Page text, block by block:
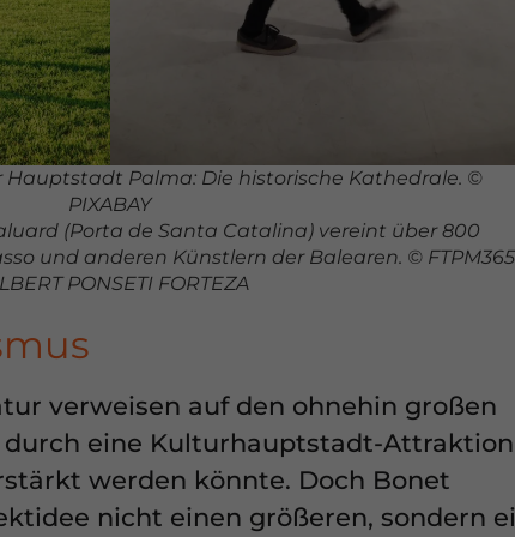
Hauptstadt Palma: Die historische Kathedrale. ©
PIXABAY
(Porta de Santa Catalina) vereint über 800
und anderen Künstlern der Balearen. © FTPM365
PONSETI FORTEZA
verweisen auf den ohnehin großen
eine Kulturhauptstadt-Attraktion
werden könnte. Doch Bonet
nicht einen größeren, sondern